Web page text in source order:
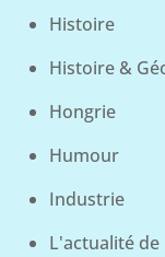
Histoire
Histoire &
Hongrie
Humour
Industrie
L'actualité